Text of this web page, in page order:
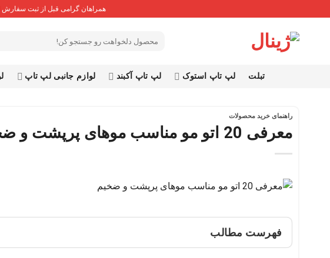
to
content
همراهان گرامی قبل از ثبت سفارش
برای:
تبلت لپ تاپ استوک لپ تاپ آکبند لوازم جانبی لپ تاپ
راهنمای خرید محصولات
معرفی 20 اتو مو مناسب موهای پرپشت و ضخیم
فهرست مطالب